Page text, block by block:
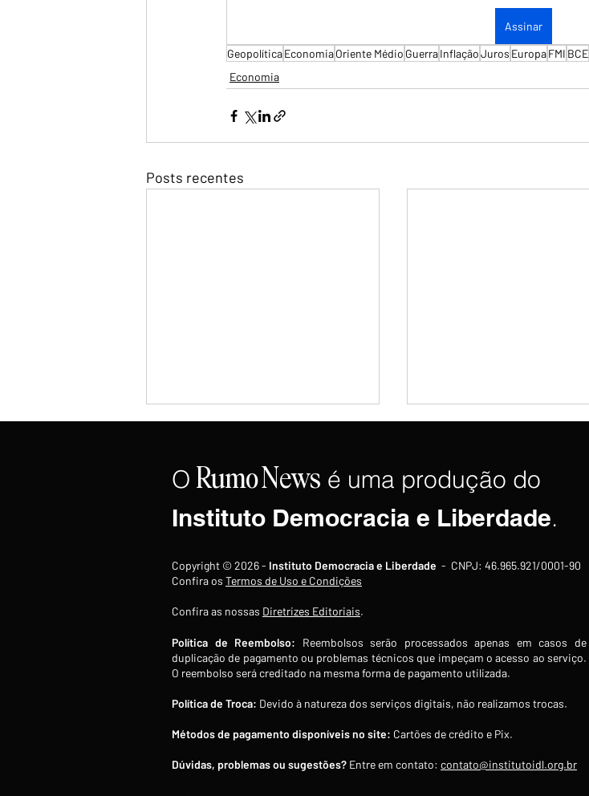
Assinar
GeopolíticaEconomiaOriente Médio GuerraInflaçãoJuros EuropaFMI BCE
Economia
Posts recentes
Copom reduz Selic para 14%
ao ano, quarto corte
percentual
Indústria brasileira recua
O RumoNews é uma produção do
Instituto Democracia e Liberdade.
Copyright © 2026 - Instituto Democracia e Liberdade - CNPJ: 46.965.921/0001-90
Confira os Termos de Uso e Condições
Confira as nossas Diretrizes Editoriais.
Política de Reembolso: Reembolsos serão processados apenas em casos de
duplicação de pagamento ou problemas técnicos que impeçam o acesso ao serviço.
O reembolso será creditado na mesma forma de pagamento utilizada.
Política de Troca: Devido à natureza dos serviços digitais, não realizamos trocas.
Métodos de pagamento disponíveis no site: Cartões de crédito e Pix.
Dúvidas, problemas ou sugestões? Entre em contato: contato@institutoidl.org.br